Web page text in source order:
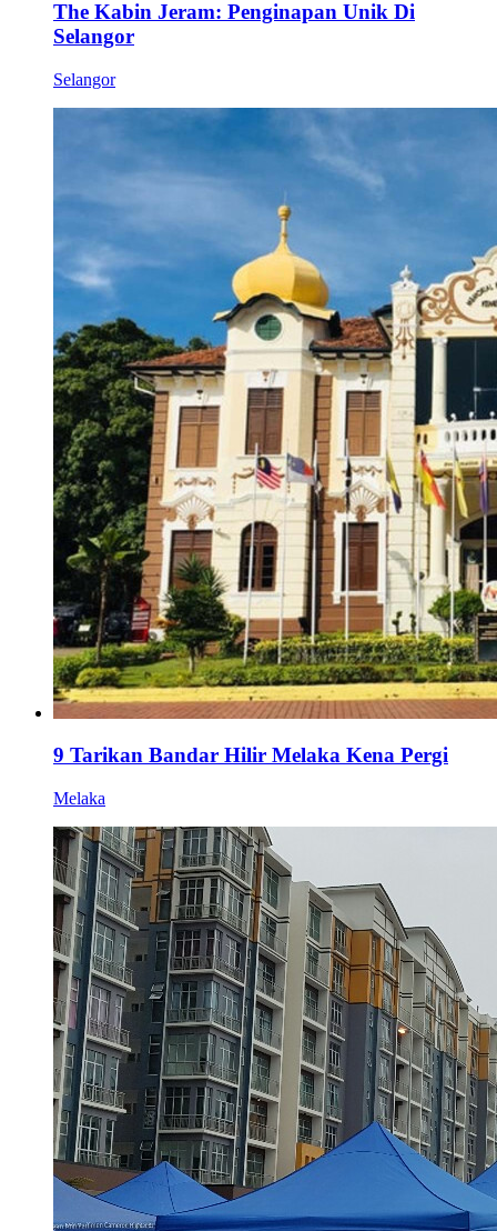
The Kabin Jeram: Penginapan Unik Di
Selangor
Selangor
9 Tarikan Bandar Hilir Melaka Kena Pergi
Melaka